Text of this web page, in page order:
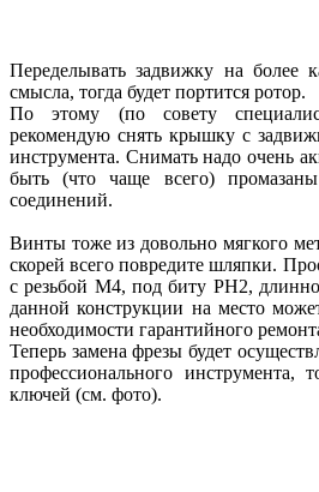
Переделывать задвижку на более
смысла, тогда будет портится ротор.
По этому (по совету
рекомендую снять крышку с
инструмента. Снимать надо очень
быть (что чаще всего)
соединений.
Винты тоже из довольно мягкого
скорей всего повредите шляпки.
с резьбой М4, под биту РН2,
данной конструкции на место
необходимости гарантийного
Теперь замена фрезы будет
профессионального
ключей (см. фото).